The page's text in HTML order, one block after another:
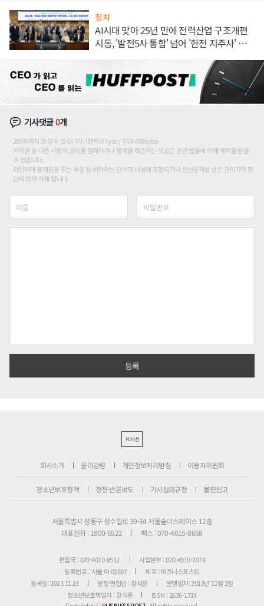
정치
AI시대 맞아 25년 만에 전력산업 구조개편
시동, '발전5사 통합' 넘어 '한전 지주사' 재편
기사댓글0개
200자까지 쓰실 수 있습니다. (현재 0 byte / 최대 400byte)
저작권 등 다른 사람의 권리를 침해하거나 명예를 훼손하는 댓글은 관련 법률에 의해 제재를 받을
수 있습니다.
타인에게 불쾌감을 주는 욕설 등 비하하는 단어가 내용에 포함되거나 인신공격성 글은 관리자의 판
단에 의해 삭제 합니다.
PC버전
회사소개 윤리강령 개인정보처리방침 이용자위원회
청소년보호정책 정정·반론보도 기사심의규정 불편신고
서울특별시 성동구 성수일로 39-34 서울숲더스페이스 12층
대표전화 : 1800-6522
팩스 : 070-4015-8658
편집국 : 070-4010-8512
사업본부 : 070-4010-7078
등록번호 : 서울 아 02897
제호 : 비즈니스포스트
등록일: 2013.11.13
발행·편집인 : 강석운
발행일자: 2013년 12월 2일
청소년보호책임자 : 강석운
ISSN : 2636-171X